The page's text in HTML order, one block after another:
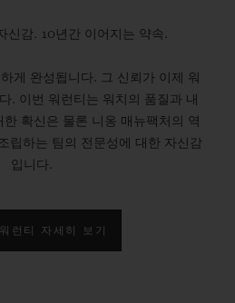
신감. 10년간 이어지는 약속.
게 완성됩니다. 그 신뢰가 이제 워
. 이번 워런티는 워치의 품질과 내
확신은 물론 니옹 매뉴팩처의 역
립하는 팀의 전문성에 대한 자신감
입니다.
런티 자세히 보기